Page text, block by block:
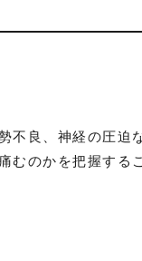
不良、神経の圧迫
むのかを把握する